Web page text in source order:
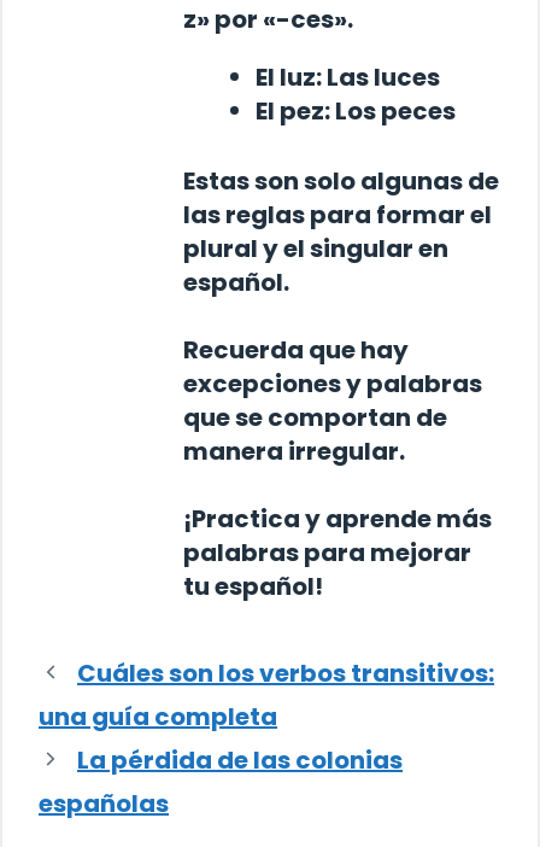
z» por «-ces».
El luz:Lasluces
El pez:Lospeces
Estas son solo algunas de
las reglas para formar el
plural y el singular en
español.
Recuerda que hay
excepciones y palabras
que se comportan de
manera irregular.
¡Practica y aprende más
palabras para mejorar
tu español!
Cuáles son los verbos transitivos:
una guía completa
La pérdida de las colonias
españolas